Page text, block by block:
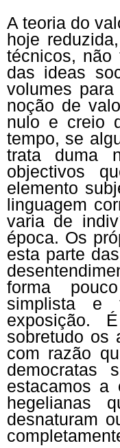
A teoria do
hoje
técnicos, não
das ideas
volumes
noção de
nulo e creio
tempo, se
trata duma
objectivos
elemento
linguagem
varia de
época. Os
esta parte
forma
simplista e
exposição.
sobretudo os
com razão
democratas
estacamos a
hegelianas
desnaturam